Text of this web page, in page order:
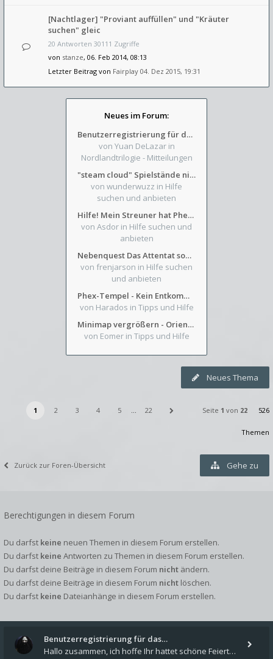
[Nachtlager] "Proviant auffüllen" und "Kräuter
suchen" gleic
20 Antworten 30111 Zugriffe
von stanze, 06. Feb 2014, 08:13
Letzter Beitrag von Fairplay 04. Dez 2015, 19:31
Neues im Forum:
Benutzerregistrierung für das SchickHD-/SchweifHD-Forum gesperrt
von Yuan DeLazar in
Nordlandtrilogie - Mitteilungen
"steam cloud" Spielstände nicht verfügbar
von wunderwuzz in Hilfe
suchen und anbieten
Hilfe! Mein Streuner hat Phexens Gunst verloren...
von Asdor in Hilfe suchen und
anbieten
Nebenquest Das Attentat sowie Beilunker Reiter und zwei kleine Ausrüstungsfragen
von frenjarson in Hilfe suchen
und anbieten
Phex-Tempel - Kein Entkommen aus Weinkeller/Bibliothek Trakt
von Harados in Tipps und Hilfe
Minimap vergrößern - Orientierung in Blutzinnen
von Eomer in Tipps und Hilfe
Neues Thema
1 2 3 4 5 … 22 Seite 1 von 22 526
Themen
Zurück zur Foren-Übersicht Gehe zu
Berechtigungen in diesem Forum
Du darfst keine neuen Themen in diesem Forum erstellen.
Du darfst keine Antworten zu Themen in diesem Forum erstellen.
Du darfst deine Beiträge in diesem Forum nicht ändern.
Du darfst deine Beiträge in diesem Forum nicht löschen.
Du darfst keine Dateianhänge in diesem Forum erstellen.
Benutzerregistrierung für das…
Hallo zusammen, ich hoffe Ihr hattet schöne Feiertage und kommt auch gut ins neue Jahr. Ich schreibe hier kurz zur Infor